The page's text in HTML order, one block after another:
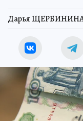
Дарья